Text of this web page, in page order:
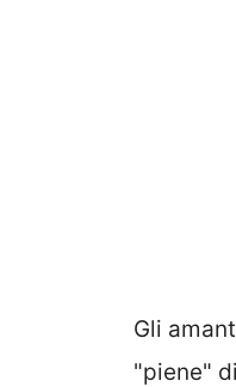
Gli
"piene"